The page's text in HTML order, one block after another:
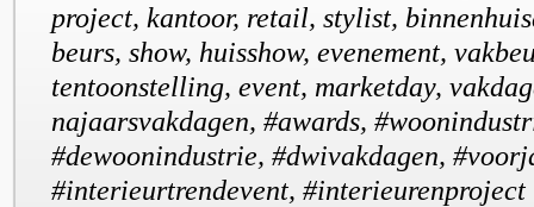
project, kantoor, retail, stylist,
beurs, show, huisshow, evenement,
tentoonstelling, event, marketday,
najaarsvakdagen, #awards,
#dewoonindustrie, #dwivakdagen,
#interieurtrendevent, #interieurenproject